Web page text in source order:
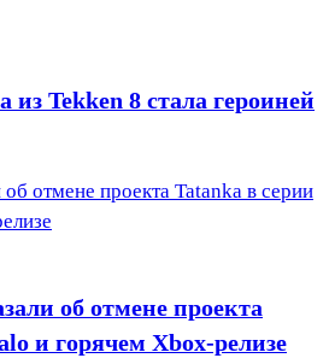
из Tekken 8 стала героиней
отмене проекта Tatanka в серии
об отмене проекта
и горячем Xbox-релизе